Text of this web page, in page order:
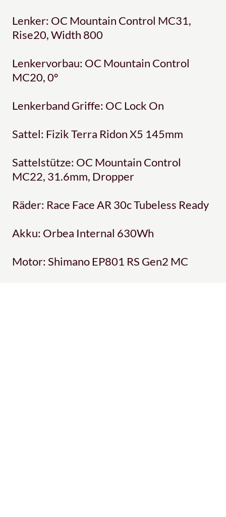
Lenker: OC Mountain Control MC31,
Rise20, Width 800
Lenkervorbau: OC Mountain Control
MC20, 0º
Lenkerband Griffe: OC Lock On
Sattel: Fizik Terra Ridon X5 145mm
Sattelstütze: OC Mountain Control
MC22, 31.6mm, Dropper
Räder: Race Face AR 30c Tubeless Ready
Akku: Orbea Internal 630Wh
Motor: Shimano EP801 RS Gen2 MC